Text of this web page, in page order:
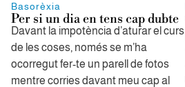
Basorèxia
Per si un dia en tens cap dubte
Davant la impotència d’aturar el curs
de les coses, només se m’ha
ocorregut fer-te un parell de fotos
mentre corries davant meu cap al